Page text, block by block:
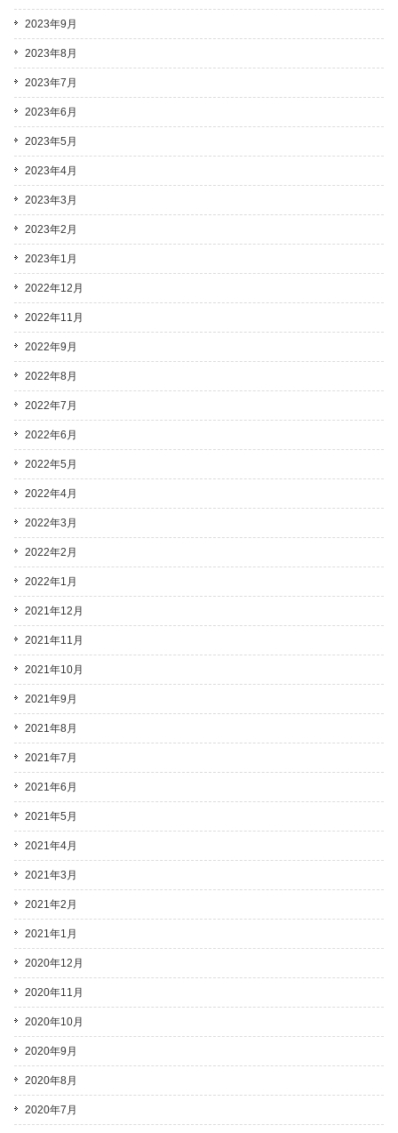
2023年9月
2023年8月
2023年7月
2023年6月
2023年5月
2023年4月
2023年3月
2023年2月
2023年1月
2022年12月
2022年11月
2022年9月
2022年8月
2022年7月
2022年6月
2022年5月
2022年4月
2022年3月
2022年2月
2022年1月
2021年12月
2021年11月
2021年10月
2021年9月
2021年8月
2021年7月
2021年6月
2021年5月
2021年4月
2021年3月
2021年2月
2021年1月
2020年12月
2020年11月
2020年10月
2020年9月
2020年8月
2020年7月